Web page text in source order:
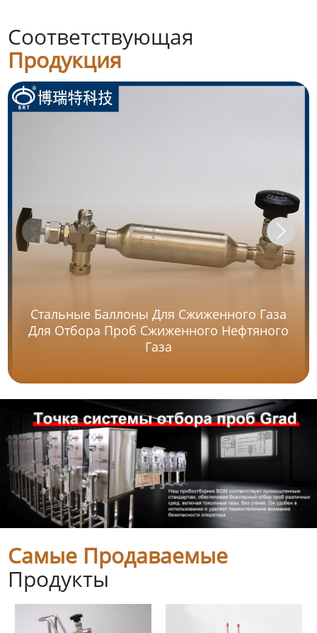
Соответствующая
Продукция
Стальные Баллоны Для Сжиженного Газа
Для Отбора Проб Сжиженного Нефтяного
Газа
Самые Продаваемые
Продукты